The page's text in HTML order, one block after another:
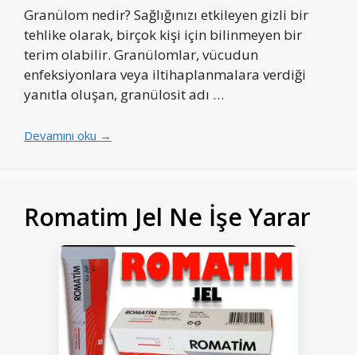
Granülom nedir? Sağlığınızı etkileyen gizli bir
tehlike olarak, birçok kişi için bilinmeyen bir
terim olabilir. Granülomlar, vücudun
enfeksiyonlara veya iltihaplanmalara verdiği
yanıtla oluşan, granülosit adı …
Devamını oku →
Romatim Jel Ne İşe Yarar